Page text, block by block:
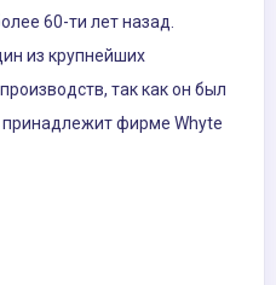
60-ти лет назад.
из крупнейших
так как он был
фирме Whyte